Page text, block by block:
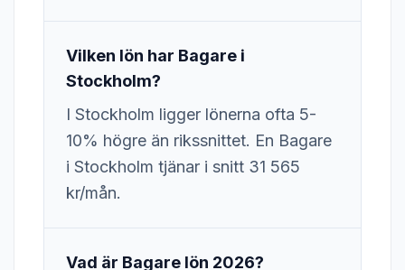
Vilken lön har Bagare i
Stockholm?
I Stockholm ligger lönerna ofta 5-
10% högre än rikssnittet. En Bagare
i Stockholm tjänar i snitt 31 565
kr/mån.
Vad är Bagare lön 2026?